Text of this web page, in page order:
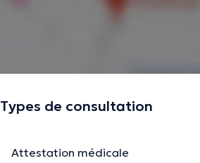
Types de consultation
Attestation médicale